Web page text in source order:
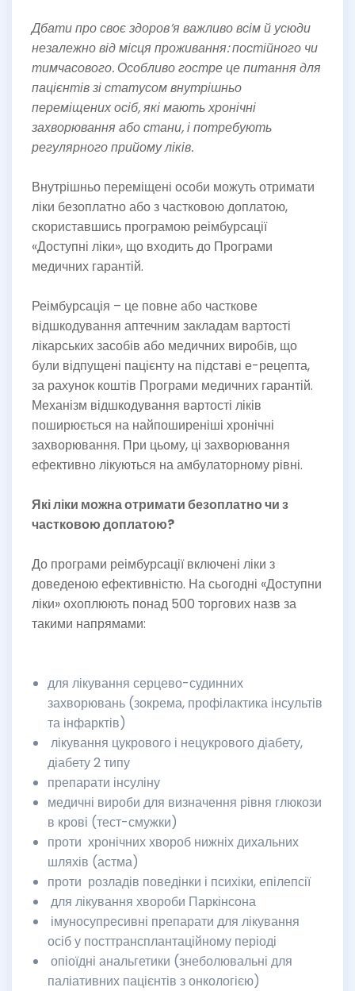
Дбати про своє здоров’я важливо всім й усюди
незалежно від місця проживання: постійного чи
тимчасового. Особливо гостре це питання для
пацієнтів зі статусом внутрішньо
переміщених осіб, які мають хронічні
захворювання або стани, і потребують
регулярного прийому ліків.
Внутрішньо переміщені особи можуть отримати
ліки безоплатно або з частковою доплатою,
скориставшись програмою реімбурсації
«Доступні ліки», що входить до Програми
медичних гарантій.
Реімбурсація – це повне або часткове
відшкодування аптечним закладам вартості
лікарських засобів або медичних виробів, що
були відпущені пацієнту на підставі е-рецепта,
за рахунок коштів Програми медичних гарантій.
Механізм відшкодування вартості ліків
поширюється на найпоширеніші хронічні
захворювання. При цьому, ці захворювання
ефективно лікуються на амбулаторному рівні.
Які ліки можна отримати безоплатно чи з
частковою доплатою?
До програми реімбурсації включені ліки з
доведеною ефективністю. На сьогодні «Доступни
ліки» охоплюють понад 500 торгових назв за
такими напрямами:
для лікування серцево-судинних
захворювань (зокрема, профілактика інсультів
та інфарктів)
лікування цукрового і нецукрового діабету,
діабету 2 типу
препарати інсуліну
медичні вироби для визначення рівня глюкози
в крові (тест-смужки)
проти хронічних хвороб нижніх дихальних
шляхів (астма)
проти розладів поведінки і психіки, епілепсії
для лікування хвороби Паркінсона
імуносупресивні препарати для лікування
осіб у посттрансплантаційному періоді
опіоїдні анальгетики (знеболювальні для
паліативних пацієнтів з онкологією)